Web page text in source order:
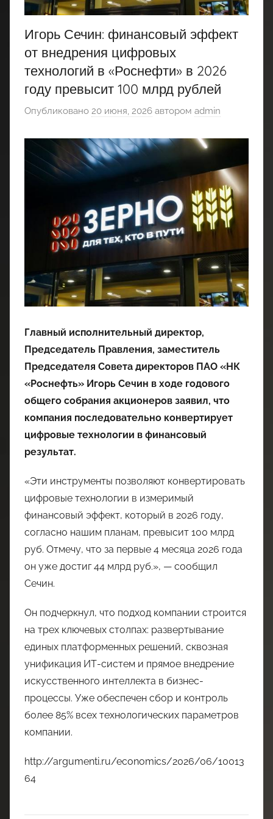
Игорь Сечин: финансовый эффект
от внедрения цифровых
технологий в «Роснефти» в 2026
году превысит 100 млрд рублей
Опубликовано 20 июня, 2026 автором admin
Главный исполнительный директор,
Председатель Правления, заместитель
Председателя Совета директоров ПАО «НК
«Роснефть» Игорь Сечин в ходе годового
общего собрания акционеров заявил, что
компания последовательно конвертирует
цифровые технологии в финансовый
результат.
«Эти инструменты позволяют конвертировать
цифровые технологии в измеримый
финансовый эффект, который в 2026 году,
согласно нашим планам, превысит 100 млрд
руб. Отмечу, что за первые 4 месяца 2026 года
он уже достиг 44 млрд руб.», — сообщил
Сечин.
Он подчеркнул, что подход компании строится
на трех ключевых столпах: развертывание
единых платформенных решений, сквозная
унификация ИТ-систем и прямое внедрение
искусственного интеллекта в бизнес-
процессы. Уже обеспечен сбор и контроль
более 85% всех технологических параметров
компании.
http://argumenti.ru/economics/2026/06/10013
64